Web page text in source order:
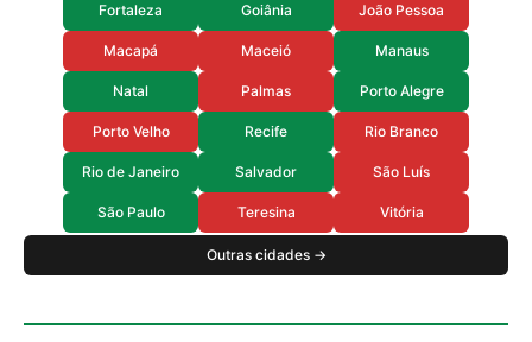
Fortaleza Goiânia João Pessoa
Macapá Maceió Manaus
Natal Palmas Porto Alegre
Porto Velho Recife Rio Branco
Rio de Janeiro Salvador São Luís
São Paulo Teresina Vitória
Outras cidades →